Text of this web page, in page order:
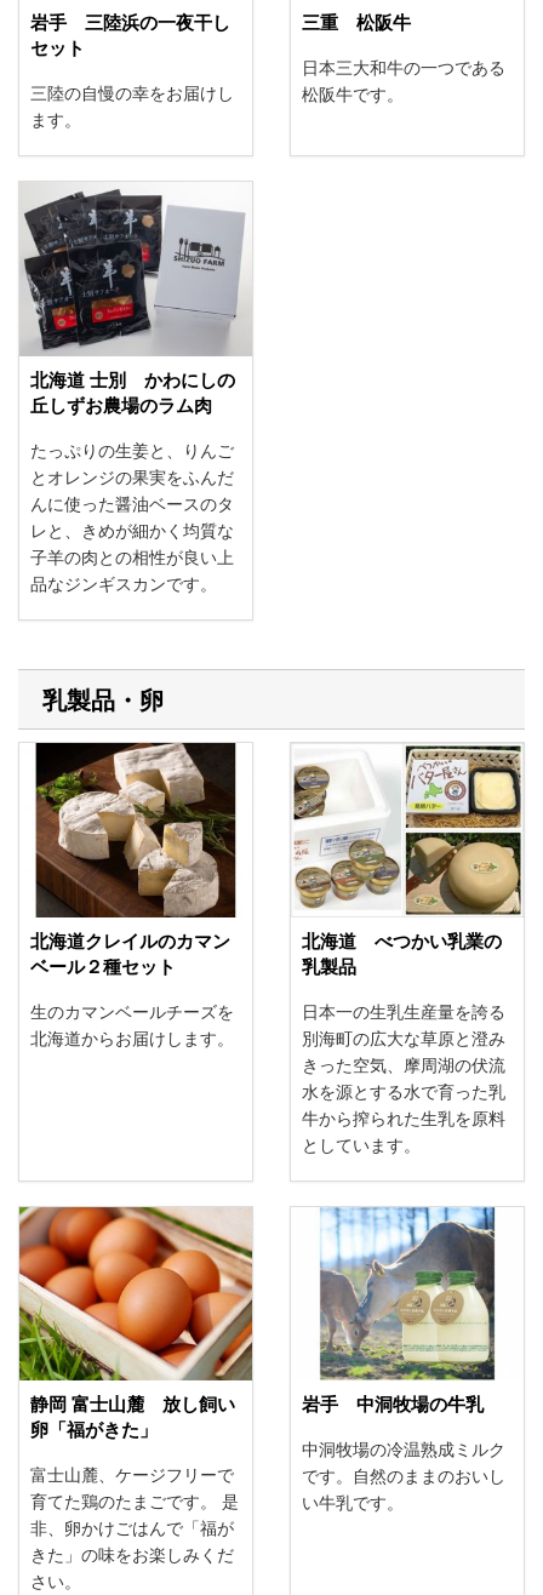
岩手 三陸浜の一夜干し
セット
三陸の自慢の幸をお届けし
ます。
三重 松阪牛
日本三大和牛の一つである
松阪牛です。
北海道 士別 かわにしの
丘しずお農場のラム肉
たっぷりの生姜と、りんご
とオレンジの果実をふんだ
んに使った醤油ベースのタ
レと、きめが細かく均質な
子羊の肉との相性が良い上
品なジンギスカンです。
乳製品・卵
北海道クレイルのカマン
ベール２種セット
生のカマンベールチーズを
北海道からお届けします。
北海道 べつかい乳業の
乳製品
日本一の生乳生産量を誇る
別海町の広大な草原と澄み
きった空気、摩周湖の伏流
水を源とする水で育った乳
牛から搾られた生乳を原料
としています。
静岡 富士山麓 放し飼い
卵「福がきた」
富士山麓、ケージフリーで
育てた鶏のたまごです。 是
非、卵かけごはんで「福が
きた」の味をお楽しみくだ
さい。
岩手 中洞牧場の牛乳
中洞牧場の冷温熟成ミルク
です。自然のままのおいし
い牛乳です。